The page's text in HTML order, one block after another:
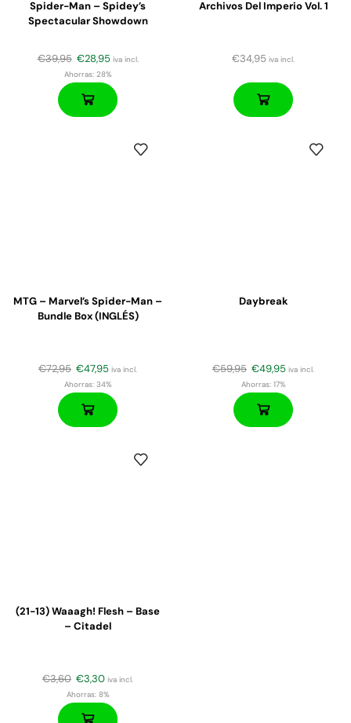
Spider-Man – Spidey’s
Spectacular Showdown
€39,95 €28,95 iva incl.
Ahorras:28%
Archivos Del Imperio Vol. 1
€34,95 iva incl.
MTG – Marvel’s Spider-Man –
Bundle Box (INGLÉS)
€72,95 €47,95 iva incl.
Ahorras:34%
Daybreak
€59,95 €49,95 iva incl.
Ahorras:17%
(21-13) Waaagh! Flesh – Base
– Citadel
€3,60 €3,30 iva incl.
Ahorras:8%